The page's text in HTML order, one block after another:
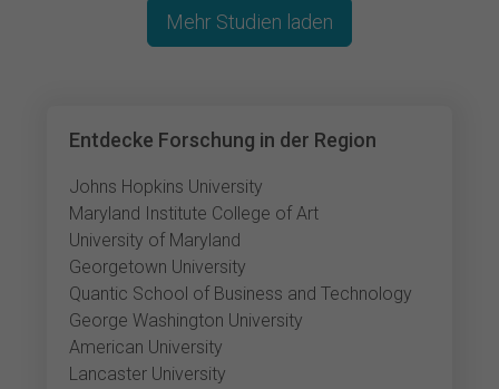
Entdecke Forschung in der Region
Johns Hopkins University
Maryland Institute College of Art
University of Maryland
Georgetown University
Quantic School of Business and Technology
George Washington University
American University
Lancaster University
Mehr Studien laden